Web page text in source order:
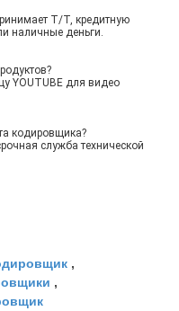
T/T, кредитную
наличные деньги.
YOUTUBE для видео
кодировщика?
служба технической
,
,